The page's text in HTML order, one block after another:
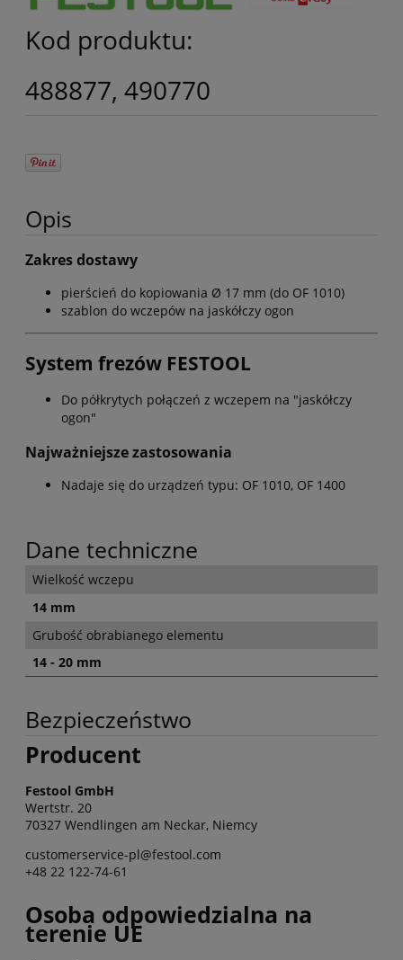
Kod produktu:
488877, 490770
Opis
Zakres dostawy
pierścień do kopiowania Ø 17 mm (do OF 1010)
szablon do wczepów na jaskółczy ogon
System frezów FESTOOL
Do półkrytych połączeń z wczepem na "jaskółczy
ogon"
Najważniejsze zastosowania
Nadaje się do urządzeń typu: OF 1010, OF 1400
Dane techniczne
Wielkość wczepu
14 mm
Grubość obrabianego elementu
14 - 20 mm
Bezpieczeństwo
Producent
Festool GmbH
Wertstr. 20
70327 Wendlingen am Neckar, Niemcy
customerservice-pl@festool.com
+48 22 122-74-61
Osoba odpowiedzialna na
terenie UE